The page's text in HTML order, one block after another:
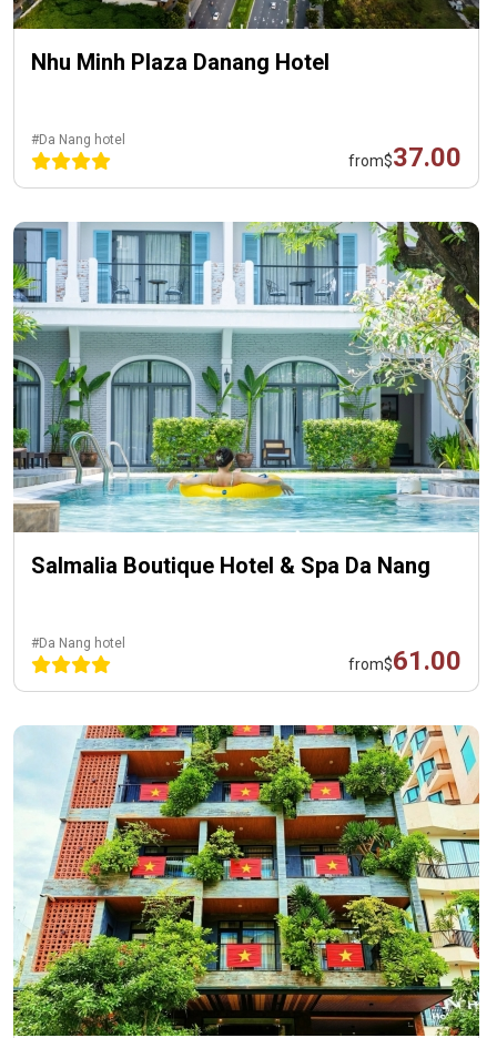
Nhu Minh Plaza Danang Hotel
#Da Nang hotel
from$37.00
Salmalia Boutique Hotel & Spa Da Nang
#Da Nang hotel
from$61.00